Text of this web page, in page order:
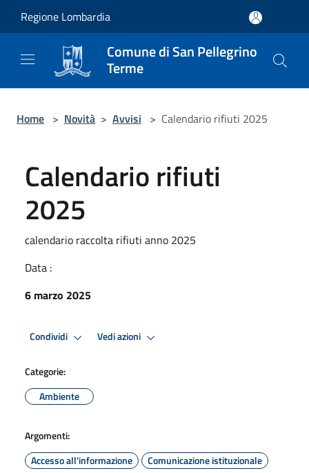
Regione Lombardia
Comune di San Pellegrino
Terme
Home > Novità > Avvisi > Calendario rifiuti 2025
Calendario rifiuti
2025
calendario raccolta rifiuti anno 2025
Data :
6 marzo 2025
Condividi Vedi azioni
Categorie:
Ambiente
Argomenti:
Accesso all'informazione
Comunicazione istituzionale